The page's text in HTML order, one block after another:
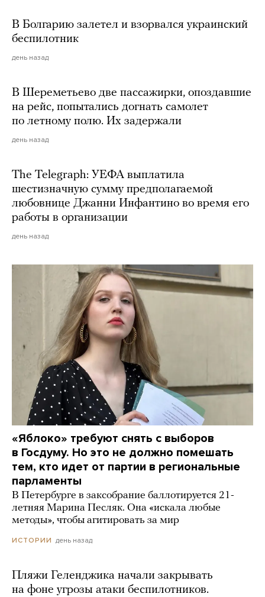
В Болгарию залетел и взорвался украинский
беспилотник
день назад
В Шереметьево две пассажирки, опоздавшие
на рейс, попытались догнать самолет
по летному полю. Их задержали
день назад
The Telegraph: УЕФА выплатила
шестизначную сумму предполагаемой
любовнице Джанни Инфантино во время его
работы в организации
день назад
«Яблоко» требуют снять с выборов
в Госдуму. Но это не должно помешать
тем, кто идет от партии в региональные
парламенты
В Петербурге в заксобрание баллотируется 21-
летняя Марина Песляк. Она «искала любые
методы», чтобы агитировать за мир
ИСТОРИИ день назад
Пляжи Геленджика начали закрывать
на фоне угрозы атаки беспилотников.